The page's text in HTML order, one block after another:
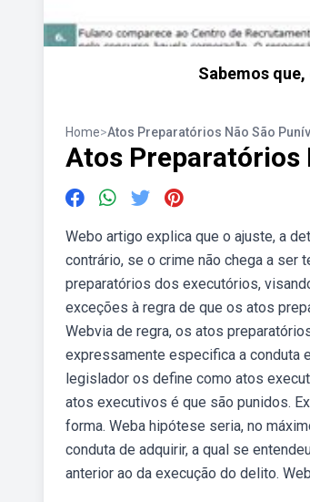
Sabemos
Home>Atos Preparatórios Não São
Atos Preparatórios
Webo artigo explica que o ajuste, a
contrário, se o crime não chega a ser
preparatórios dos executórios,
exceções à regra de que os atos
Webvia de regra, os atos
expressamente especifica a conduta
legislador os define como atos
atos executivos é que são punidos.
forma. Weba hipótese seria, no
conduta de adquirir, a qual se
anterior ao da execução do delito.